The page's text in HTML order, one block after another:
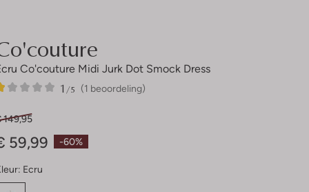
Co'couture Midi Jurk Dot Smock Dress
(1 beoordeling)
1/5
-60%
149,95
59,99
Ecru